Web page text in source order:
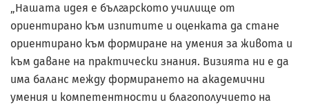
„Нашата идея е българското училище от
ориентирано към изпитите и оценката да стане
ориентирано към формиране на умения за живота и
към даване на практически знания. Визията ни е да
има баланс между формирането на академични
умения и компетентности и благополучието на